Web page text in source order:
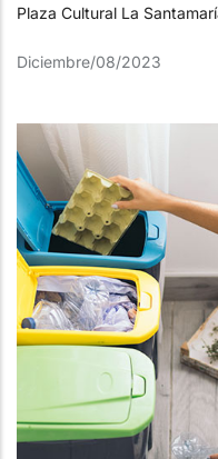
Plaza Cultural La
Diciembre/08/2023